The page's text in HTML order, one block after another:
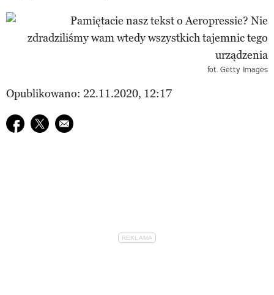
fot. Getty Images
Opublikowano: 22.11.2020, 12:17
Udostępnij na facebook
Udostępnij na twitter
E-mail do przyjaciela